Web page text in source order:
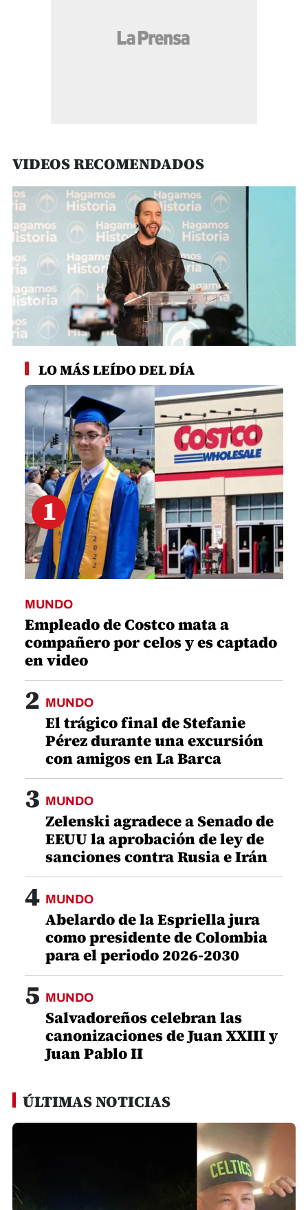
VIDEOS RECOMENDADOS
seconds
minute,
seconds
LO MÁS LEÍDO DEL DÍA
1
MUNDO
Empleado de Costco mata a
compañero por celos y es captado
en video
2 MUNDO
El trágico final de Stefanie
Pérez durante una excursión
con amigos en La Barca
3 MUNDO
Zelenski agradece a Senado de
EEUU la aprobación de ley de
sanciones contra Rusia e Irán
4 MUNDO
Abelardo de la Espriella jura
como presidente de Colombia
para el periodo 2026-2030
5 MUNDO
Salvadoreños celebran las
canonizaciones de Juan XXIII y
Juan Pablo II
ÚLTIMAS NOTICIAS